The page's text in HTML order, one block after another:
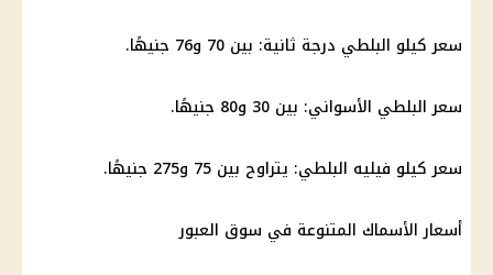
سعر كيلو البلطي درجة ثانية: بين 70 و76 جنيهًا.
سعر البلطي الأسواني: بين 30 و80 جنيهًا.
سعر كيلو فيليه البلطي: يتراوح بين 75 و275 جنيهًا.
أسعار الأسماك المتنوعة في سوق العبور